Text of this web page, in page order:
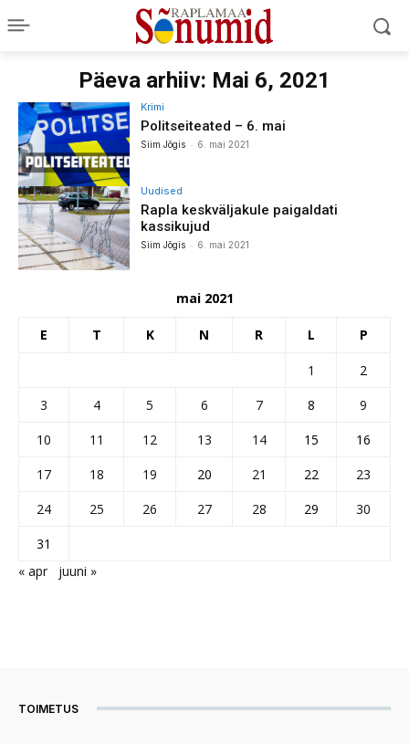
Päeva arhiiv: Mai 6, 2021
Krimi
Politseiteated – 6. mai
Siim Jõgis - 6. mai 2021
Uudised
Rapla keskväljakule paigaldati
kassikujud
Siim Jõgis - 6. mai 2021
mai 2021
E T K N R L P
1
2
3
4 5 6 7 8
9
10
11 12 13 14 15
16
17
18 19 20 21 22
23
24
25 26 27 28 29
30
31
« apr
juuni »
TOIMETUS